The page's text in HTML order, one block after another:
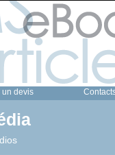
un devis